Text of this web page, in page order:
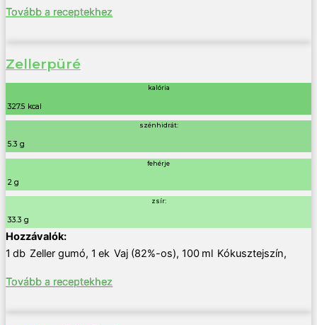
Tovább a receptekhez
Zellerpüré
kalória
327.5 kcal
szénhidrát:
5.3 g
fehérje
2 g
zsír:
33.3 g
1 db Zeller gumó, 1 ek Vaj (82%-os), 100 ml Kókusztejszín,
Tovább a receptekhez